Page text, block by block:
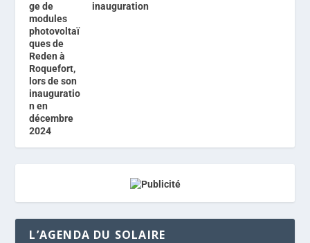
inauguration
L’AGENDA DU SOLAIRE